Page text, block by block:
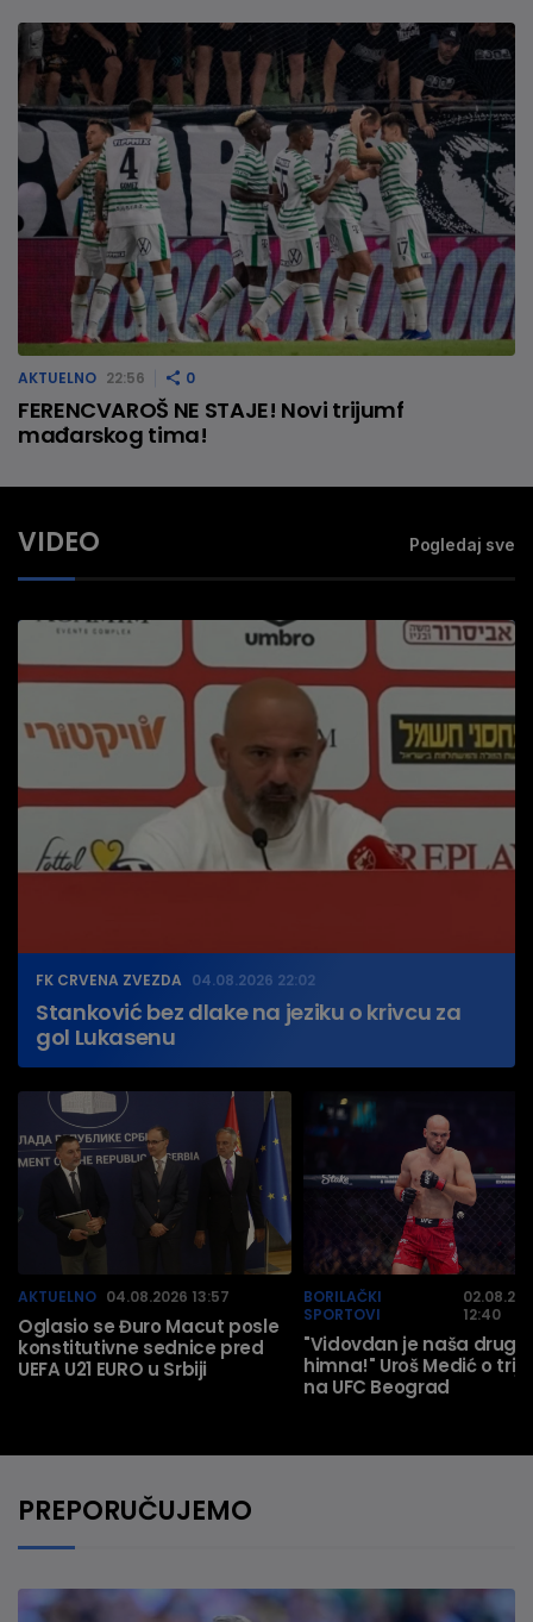
AKTUELNO 22:56 0
FERENCVAROŠ NE STAJE! Novi trijumf
mađarskog tima!
VIDEO Pogledaj sve
FK CRVENA ZVEZDA 04.08.2026 22:02
Stanković bez dlake na jeziku o krivcu za
gol Lukasenu
AKTUELNO 04.08.2026 13:57
Oglasio se Đuro Macut posle
konstitutivne sednice pred
UEFA U21 EURO u Srbiji
BORILAČKI
SPORTOVI
12:40
"Vidovdan je naša druga
himna!" Uroš Medić o
na UFC Beograd
PREPORUČUJEMO